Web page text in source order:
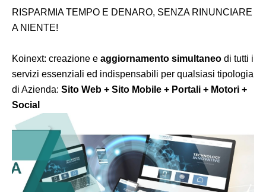
RISPARMIA TEMPO E DENARO, SENZA RINUNCIARE
A NIENTE!
Koinext: creazione e aggiornamento simultaneo di tutti i
servizi essenziali ed indispensabili per qualsiasi tipologia
di Azienda: Sito Web + Sito Mobile + Portali + Motori +
Social